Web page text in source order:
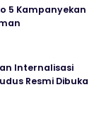
5 Kampanyekan
Internalisasi
Resmi Dibuka